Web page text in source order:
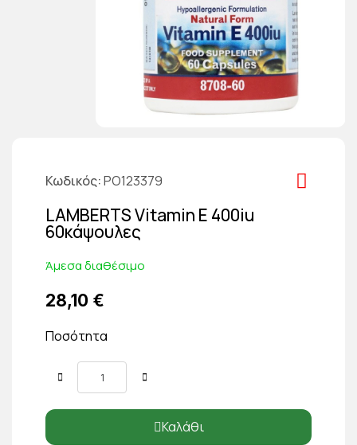
Κωδικός PO123379
LAMBERTS Vitamin E 400iu
60κάψουλες
Άμεσα διαθέσιμο
28,10 €
Ποσότητα
Καλάθι